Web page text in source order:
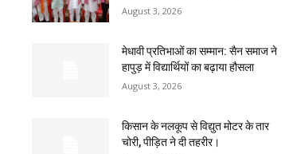
August 3, 2026
मेधावी प्रतिभाओं का सम्मान: सैन समाज ने
हापुड़ में विद्यार्थियों का बढ़ाया हौसला
August 3, 2026
किसान के नलकूप से विद्युत मोटर के तार
चोरी, पीड़ित ने दी तहरीर।